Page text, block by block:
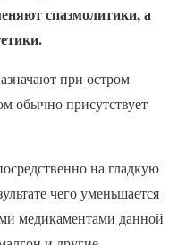
спазмолитики, а
при остром
обычно присутствует
на гладкую
чего уменьшается
медикаментами данной